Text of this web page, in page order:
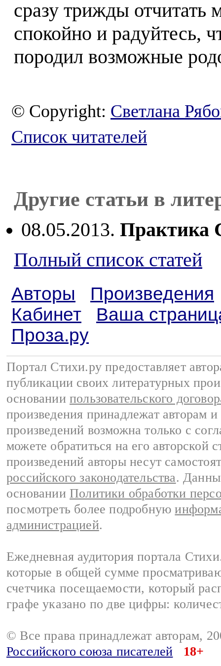
сразу трижды отчитать
спокойно и радуйтесь,
породил возможные
© Copyright: Светлана
Список читателей
Другие статьи в
08.05.2013. Практика
Полный список статей
Авторы
Произведения
Кабинет
Ваша
Проза.ру
Портал Стихи.ру предоставляет
публикации своих литературных
основании пользовательского
произведения принадлежат авторам
произведений возможна только с
можете обратиться на его авторской
произведений авторы несут
российского законодательства.
основании Политики обработки
посмотреть более подробную
администрацией.
Ежедневная аудитория портала
которые в общей сумме
счетчика посещаемости, который
графе указано по две цифры:
© Все права принадлежат авторам,
Российского союза писателей
18+